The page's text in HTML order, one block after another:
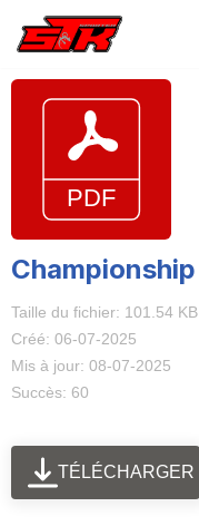
contenu
Championship
Taille du fichier: 101.54 KB
Créé: 06-07-2025
Mis à jour: 08-07-2025
Succès: 60
TÉLÉCHARGER